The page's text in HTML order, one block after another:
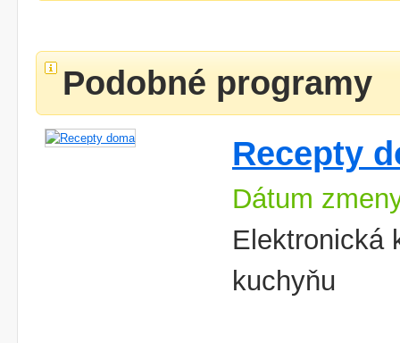
Podobné programy
Recepty
Dátum
Elektronická
kuchyňu